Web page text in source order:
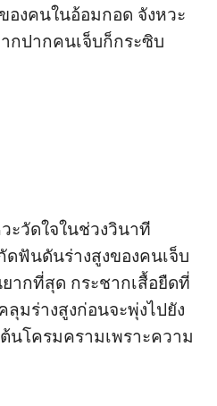
งคนในอ้อมกอด จังหวะ
กปากคนเจ็บก็กระซิบ
ะวัดใจในช่วงวินาที
ฟันดันร่างสูงของคนเจ็บ
ากที่สุด กระชากเสื้อยืดที่
มร่างสูงก่อนจะพุ่งไปยัง
นโครมครามเพราะความ